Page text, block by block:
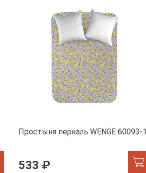
Простыня перкаль WENGE 60093-1
533 ₽